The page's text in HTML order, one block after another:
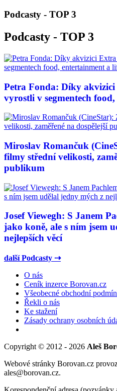
Podcasty - TOP 3
Podcasty - TOP 3
Petra Fonda: Díky
vyrostli v segmentech
Miroslav Romančuk
filmy střední velikosti,
publikum
Josef Viewegh: S Janem
jako koně, ale s ním jsem
nejlepších věcí
další Podcasty ⇢
O nás
Ceník inzerce Borovan.cz
Všeobecné obchodní
Řekli o nás
Ke stažení
Zásady ochrany osobních
Copyright © 2012 - 2026 Aleš
Webové stránky Borovan.cz
ales@borovan.cz.